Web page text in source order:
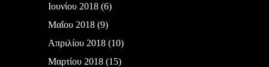
Ιουνίου 2018(6)
Μαΐου 2018(9)
Απριλίου 2018(10)
Μαρτίου 2018(15)